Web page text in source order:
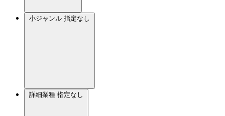
小ジャンル 指定なし
詳細業種 指定なし